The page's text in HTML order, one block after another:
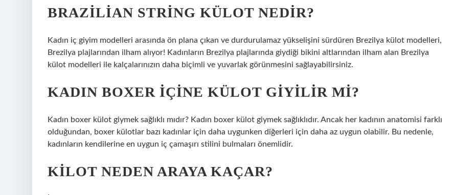
BRAZILIAN STRING KÜLOT NEDIR?
Kadın iç giyim modelleri arasında ön plana çıkan ve durdurulamaz yükselişini sürdüren Brezilya külot modelleri,
Brezilya plajlarından ilham alıyor! Kadınların Brezilya plajlarında giydiği bikini altlarından ilham alan Brezilya
külot modelleri ile kalçalarınızın daha biçimli ve yuvarlak görünmesini sağlayabilirsiniz.
KADIN BOXER IÇINE KÜLOT GIYILIR MI?
Kadın boxer külot giymek sağlıklı mıdır? Kadın boxer külot giymek sağlıklıdır. Ancak her kadının anatomisi farklı
olduğundan, boxer külotlar bazı kadınlar için daha uygunken diğerleri için daha az uygun olabilir. Bu nedenle,
kadınların kendilerine en uygun iç çamaşırı stilini bulmaları önemlidir.
KILOT NEDEN ARAYA KAÇAR?